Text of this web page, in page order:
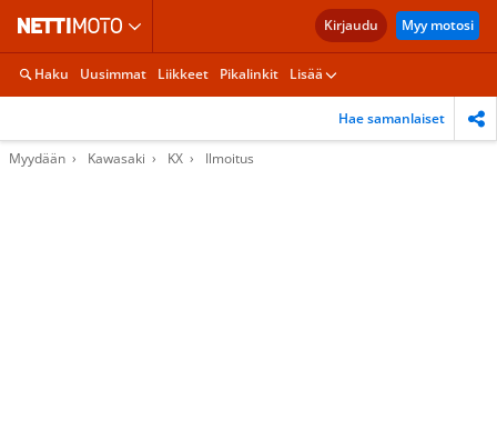
Kirjaudu Myy motosi
Haku Uusimmat Liikkeet Pikalinkit Lisää
Hae samanlaiset
Myydään Kawasaki KX Ilmoitus